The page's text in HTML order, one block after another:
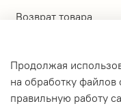
Возврат товара
Личный кабинет
Продолжая
на обработку
правильную работу